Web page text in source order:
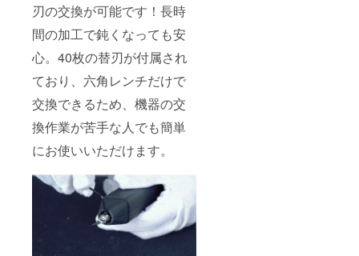
刃の交換が可能です！長時
間の加工で鈍くなっても安
心。40枚の替刃が付属され
ており、六角レンチだけで
交換できるため、機器の交
換作業が苦手な人でも簡単
にお使いいただけます。